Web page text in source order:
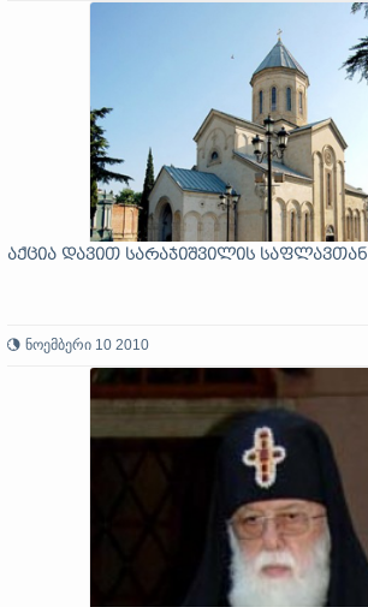
აქცია დავით სარაჯიშვილის საფლავთან
ნოემბერი 10 2010